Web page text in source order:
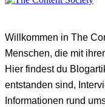
Willkommen in The
Menschen, die mit
Hier findest du
entstanden sind,
Informationen rund